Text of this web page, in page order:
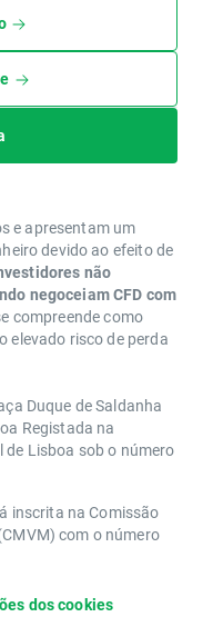
e apresentam um
devido ao efeito de
não
negoceiam CFD com
compreende como
elevado risco de perda
Duque de Saldanha
Registada na
Lisboa sob o número
inscrita na Comissão
com o número
dos cookies